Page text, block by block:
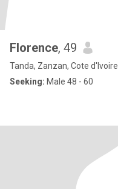
Florence, 49
Tanda, Zanzan, Cote d'Ivoire
Seeking: Male 48 - 60